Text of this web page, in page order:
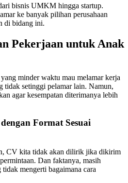
bisnis UMKM hingga startup.
ke banyak pilihan perusahaan
di bidang ini.
Pekerjaan untuk Anak
minder waktu mau melamar kerja
tidak setinggi pelamar lain. Namun,
agar kesempatan diterimanya lebih
Format Sesuai
CV kita tidak akan dilirik jika dikirim
Dan faktanya, masih
mengerti bagaimana cara